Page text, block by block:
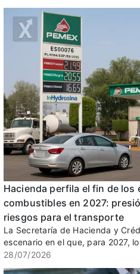
Hacienda perfila el fin de los
combustibles en 2027:
riesgos para el transporte
La Secretaría de Hacienda y
escenario en el que, para 2027,
28/07/2026